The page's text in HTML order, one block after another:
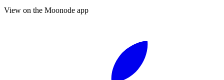
View on the Moonode app